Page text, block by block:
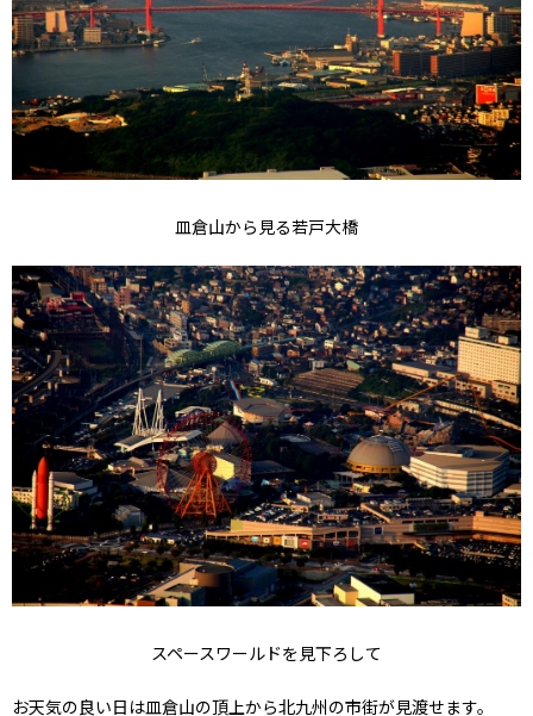
皿倉山から見る若戸大橋
スペースワールドを見下ろして
お天気の良い日は皿倉山の頂上から北九州の市街が見渡せます。